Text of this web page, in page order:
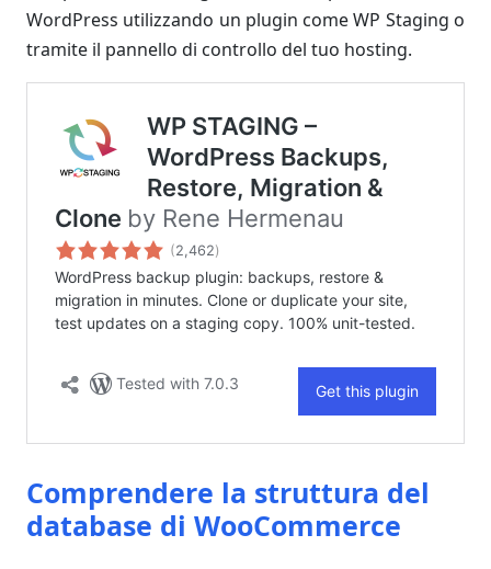
WordPress utilizzando un plugin come WP Staging o
tramite il pannello di controllo del tuo hosting.
Comprendere la struttura del
database di WooCommerce